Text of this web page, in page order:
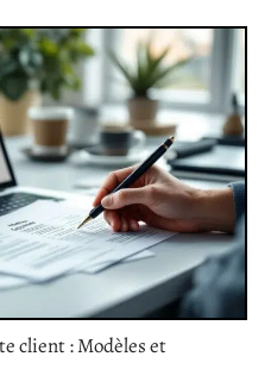
client : Modèles et